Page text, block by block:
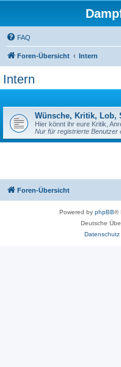
FAQ
Foren-Übersicht Intern
Intern
Wünsche, Kritik, Lob,
Hier könnt ihr eure Kritik,
Nur für registrierte Benutzer
Foren-Übersicht
Powered by phpBB®
Deutsche
Datenschutz